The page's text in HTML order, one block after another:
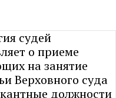
судей
о приеме
на занятие
Верховного суда
должности